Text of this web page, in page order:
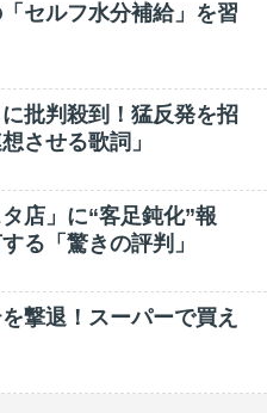
セルフ水分補給」を習
批判殺到！猛反発を招
させる歌詞」
店」に“客足鈍化”報
る「驚きの評判」
撃退！スーパーで買え